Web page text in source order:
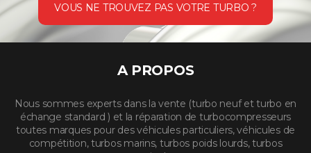
VOUS NE TROUVEZ PAS VOTRE TURBO ?
A PROPOS
Nous sommes experts dans la vente (turbo neuf et turbo en
échange standard ) et la réparation de turbocompresseurs
toutes marques pour des véhicules particuliers, véhicules de
compétition, turbos marins, turbos poids lourds, turbos